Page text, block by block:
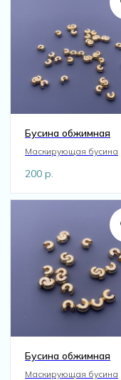
Бусина обжимная
Маскирующая бусина
200 р.
Бусина обжимная
Маскирующая бусина